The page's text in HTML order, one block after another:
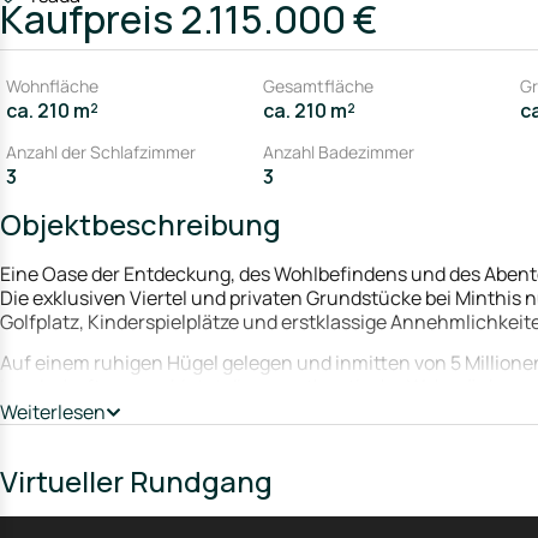
Kaufpreis 2.115.000 €
Wohnfläche
ca. 210 m²
Gesamtfläche
ca. 210 m²
Anzahl der Schlafzimmer
3
Anzahl Badezimmer
3
Objektbeschreibung
Eine Oase der Entdeckung, des Wohlbefindens und des
Die exklusiven Viertel und privaten Grundstücke bei Minthis
Golfplatz, Kinderspielplätze und erstklassige
Auf einem ruhigen Hügel gelegen und inmitten von 5
Die wegweisende Architektur, inspiriert von lokalen
Hochwertiges Design, das ein starkes Gemeinschaftsgefühl
Bestandteil der gemeinsamen Vision zwischen dem
Architekten von Woods Bagot.
Weiterlesen
Virtueller Rundgang